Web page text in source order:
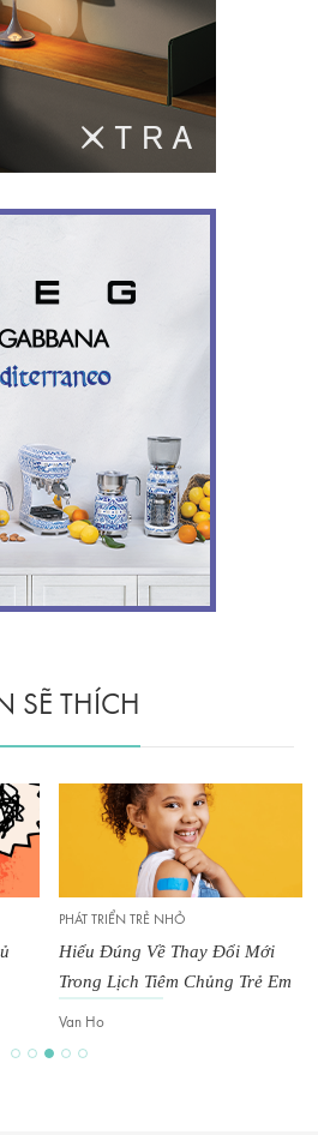
SẼ THÍCH
PHÁT TRIỂN TRẺ NHỎ
Hiểu Đúng Về Thay Đổi Mới
Trong Lịch Tiêm Chủng Trẻ Em
Van Ho